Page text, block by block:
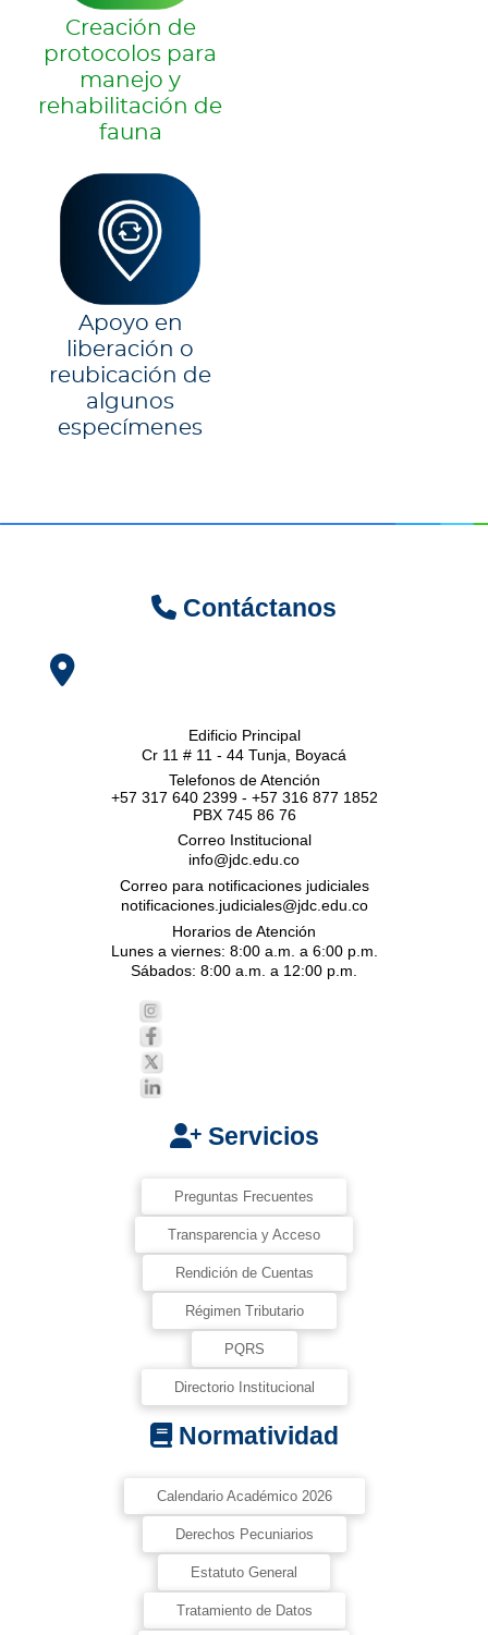
Creación de
protocolos para
manejo y
rehabilitación de
fauna
Apoyo en
liberación o
reubicación de
algunos
especímenes
Contáctanos
Edificio Principal
Cr 11 # 11 - 44 Tunja, Boyacá
Telefonos de Atención
+57 317 640 2399 - +57 316 877 1852
PBX 745 86 76
Correo Institucional
info@jdc.edu.co
Correo para notificaciones judiciales
notificaciones.judiciales@jdc.edu.co
Horarios de Atención
Lunes a viernes: 8:00 a.m. a 6:00 p.m.
Sábados: 8:00 a.m. a 12:00 p.m.
Servicios
Preguntas Frecuentes
Transparencia y Acceso
Rendición de Cuentas
Régimen Tributario
PQRS
Directorio Institucional
Normatividad
Calendario Académico 2026
Derechos Pecuniarios
Estatuto General
Tratamiento de Datos